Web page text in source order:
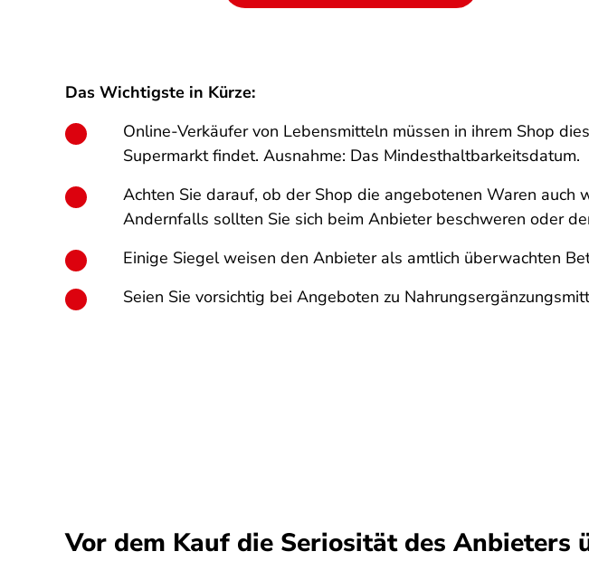
Das Wichtigste in Kürze:
Online-Verkäufer von Lebensmitteln müssen in ihrem Shop
Supermarkt findet. Ausnahme: Das Mindesthaltbarkeitsdatum.
Achten Sie darauf, ob der Shop die angebotenen Waren
Andernfalls sollten Sie sich beim Anbieter beschweren oder
Einige Siegel weisen den Anbieter als amtlich überwachten
Seien Sie vorsichtig bei Angeboten zu
Vor dem Kauf die Seriosität des Anbieters